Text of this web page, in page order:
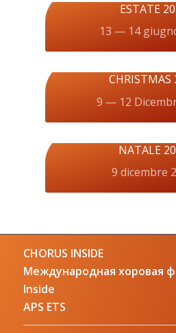
ESTATE
13 — 14
CHRISTMAS
9 — 12
NATALE
9 dicembre
CHORUS INSIDE
Международная хоровая
Inside
APS ETS